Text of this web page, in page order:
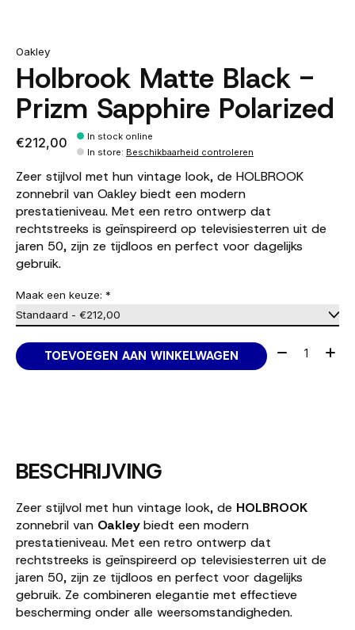
Oakley
Holbrook Matte Black -
Prizm Sapphire Polarized
€212,00
In stock online
In store: Beschikbaarheid controleren
Zeer stijlvol met hun vintage look, de HOLBROOK
zonnebril van Oakley biedt een modern
prestatieniveau. Met een retro ontwerp dat
rechtstreeks is geïnspireerd op televisiesterren uit de
jaren 50, zijn ze tijdloos en perfect voor dagelijks
gebruik.
Maak een keuze: *
TOEVOEGEN AAN WINKELWAGEN Aantal:
BESCHRIJVING
Zeer stijlvol met hun vintage look, de HOLBROOK
zonnebril van Oakleybiedt een modern
prestatieniveau. Met een retro ontwerp dat
rechtstreeks is geïnspireerd op televisiesterren uit de
jaren 50, zijn ze tijdloos en perfect voor dagelijks
gebruik. Ze combineren elegantie met effectieve
bescherming onder alle weersomstandigheden.